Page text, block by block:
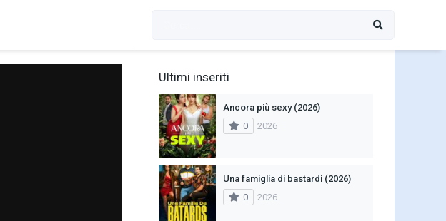
Ultimi inseriti
Ancora più sexy (2026)
0
2026
Una famiglia di bastardi (2026)
0
2026